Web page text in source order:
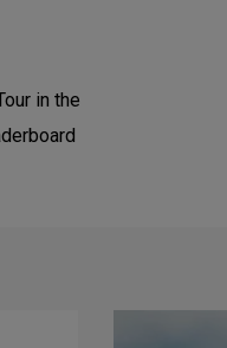
in the